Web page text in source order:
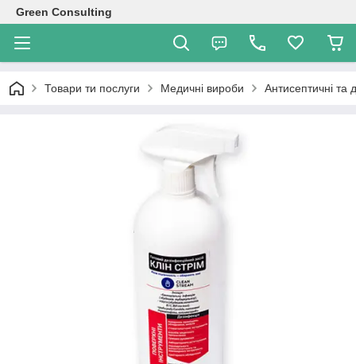
Green Consulting
Товари ти послуги Медичні вироби Антисептичні та